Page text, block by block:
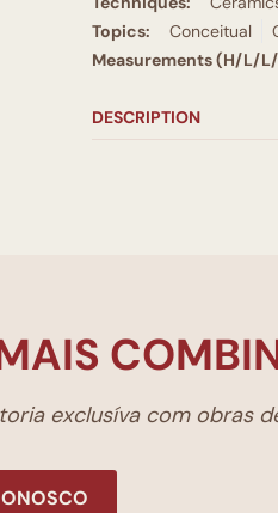
Topics:
Conceitual
Measurements (H/L/
DESCRIPTION
exclusíva com obras